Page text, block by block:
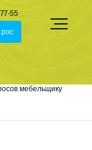
55
мебельщику